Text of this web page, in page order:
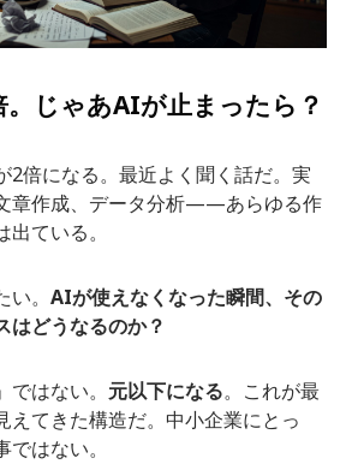
じゃあAIが止まったら？
2倍になる。最近よく聞く話だ。実
章作成、データ分析——あらゆる作
ている。
。 AIが使えなくなった瞬間、その
はどうなるのか？
はない。 元以下になる。これが最
えてきた構造だ。中小企業にとっ
はない。